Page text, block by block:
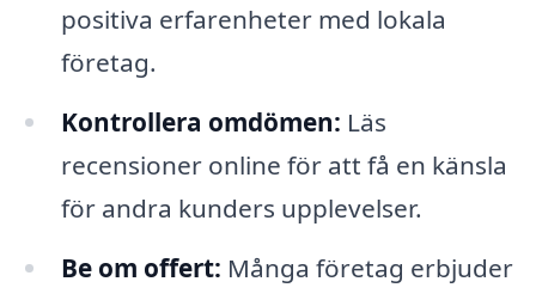
positiva erfarenheter med lokala
företag.
Kontrollera omdömen: Läs
recensioner online för att få en känsla
för andra kunders upplevelser.
Be om offert: Många företag erbjuder